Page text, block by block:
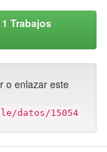
1 Trabajos
o enlazar este
datos/15054